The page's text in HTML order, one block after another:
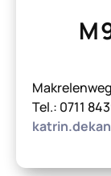
Tel.: 0711